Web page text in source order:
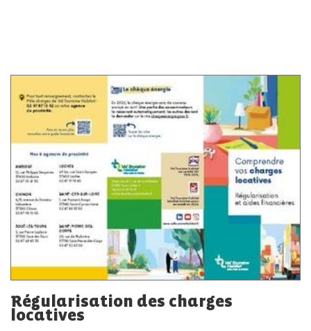
Régularisation des charges
locatives